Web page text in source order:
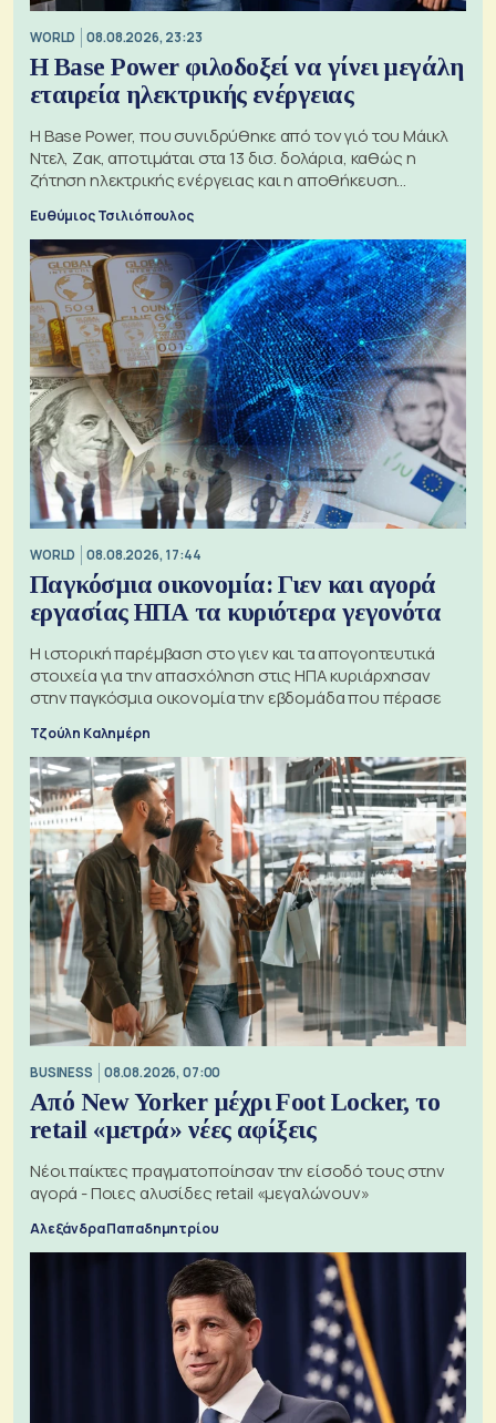
WORLD 08.08.2026, 23:23
Η Base Power φιλοδοξεί να γίνει μεγάλη
εταιρεία ηλεκτρικής ενέργειας
Η Base Power, που συνιδρύθηκε από τον γιό του Μάικλ
Ντελ, Ζακ, αποτιμάται στα 13 δισ. δολάρια, καθώς η
ζήτηση ηλεκτρικής ενέργειας και η αποθήκευση
Ευθύμιος Τσιλιόπουλος
WORLD 08.08.2026, 17:44
Παγκόσμια οικονομία: Γιεν και αγορά
εργασίας ΗΠΑ τα κυριότερα γεγονότα
Η ιστορική παρέμβαση στο γιεν και τα απογοητευτικά
στοιχεία για την απασχόληση στις ΗΠΑ κυριάρχησαν
στην παγκόσμια οικονομία την εβδομάδα που πέρασε
Τζούλη Καλημέρη
BUSINESS 08.08.2026, 07:00
Από New Yorker μέχρι Foot Locker, το
retail «μετρά» νέες αφίξεις
Νέοι παίκτες πραγματοποίησαν την είσοδό τους στην
αγορά - Ποιες αλυσίδες retail «μεγαλώνουν»
Αλεξάνδρα Παπαδημητρίου